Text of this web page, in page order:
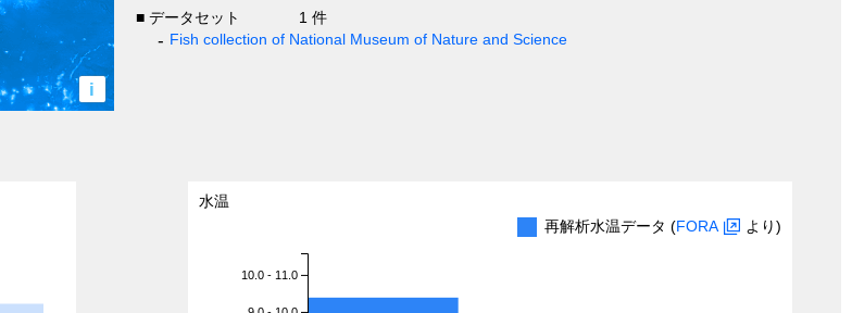
i
■ データセット
1 件
Fish collection of National Museum of Nature and Science
水温
再解析水温データ (FORA より)
10.0 - 11.0